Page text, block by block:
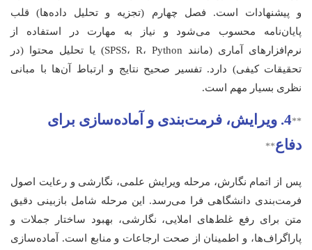
و پیشنهادات است. فصل چهارم (تجزیه و تحلیل داده‌ها) قلب
پایان‌نامه محسوب می‌شود و نیاز به مهارت در استفاده از
نرم‌افزارهای آماری (مانند SPSS، R، Python) یا تحلیل محتوا (در
تحقیقات کیفی) دارد. تفسیر صحیح نتایج و ارتباط آن‌ها با مبانی
نظری بسیار مهم است.
**
4. ویرایش، فرمت‌بندی و آماده‌سازی برای
دفاع**
پس از اتمام نگارش، مرحله ویرایش علمی، نگارشی و رعایت اصول
فرمت‌بندی دانشگاهی فرا می‌رسد. این مرحله شامل بازبینی دقیق
متن برای رفع غلط‌های املایی، نگارشی، بهبود ساختار جملات و
پاراگراف‌ها، و اطمینان از صحت ارجاعات و منابع است. آماده‌سازی